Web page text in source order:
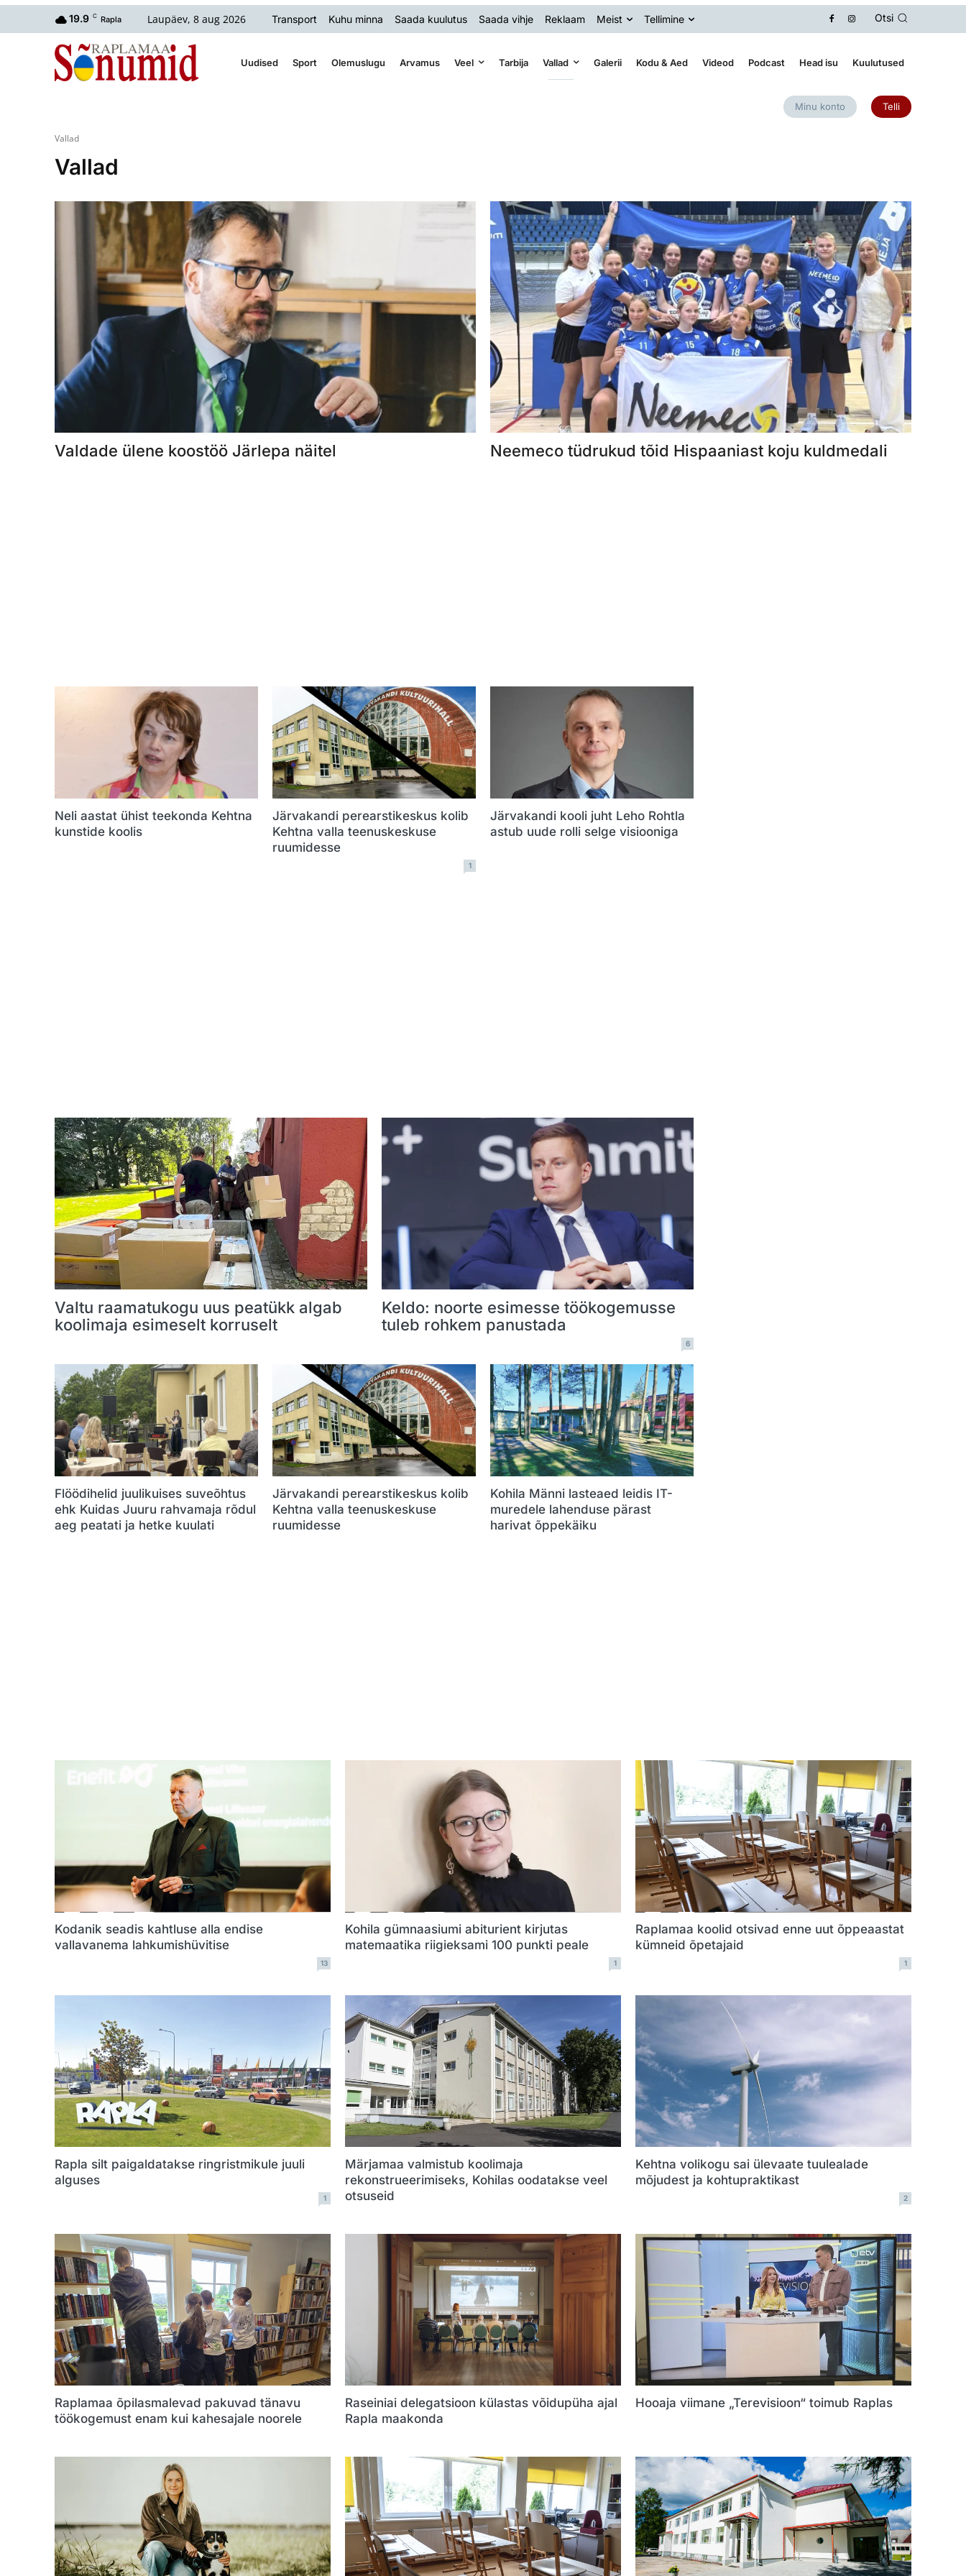
19.9 C Rapla Laupäev, 8 aug 2026 Transport Kuhu minna Saada kuulutus Saada vihje Reklaam Meist Tellimine Otsi
Uudised Sport Olemuslugu Arvamus Veel Tarbija Vallad Galerii Kodu & Aed Videod Podcast Head isu Kuulutused
Minu konto Telli
Vallad
Vallad
Valdade ülene koostöö Järlepa näitel Neemeco tüdrukud tõid Hispaaniast koju kuldmedali
Neli aastat ühist teekonda Kehtna
kunstide koolis
Järvakandi perearstikeskus kolib
Kehtna valla teenuskeskuse
ruumidesse
1
Järvakandi kooli juht Leho Rohtla
astub uude rolli selge visiooniga
Valtu raamatukogu uus peatükk algab
koolimaja esimeselt korruselt
Keldo: noorte esimesse töökogemusse
tuleb rohkem panustada
6
Flöödihelid juulikuises suveõhtus
ehk Kuidas Juuru rahvamaja rõdul
aeg peatati ja hetke kuulati
Järvakandi perearstikeskus kolib
Kehtna valla teenuskeskuse
ruumidesse
Kohila Männi lasteaed leidis IT-
muredele lahenduse pärast
harivat õppekäiku
Kodanik seadis kahtluse alla endise
vallavanema lahkumishüvitise
13
Kohila gümnaasiumi abiturient kirjutas
matemaatika riigieksami 100 punkti peale
1
Raplamaa koolid otsivad enne uut õppeaastat
kümneid õpetajaid
1
Rapla silt paigaldatakse ringristmikule juuli
alguses
1
Märjamaa valmistub koolimaja
rekonstrueerimiseks, Kohilas oodatakse veel
otsuseid
Kehtna volikogu sai ülevaate tuulealade
mõjudest ja kohtupraktikast
2
Raplamaa õpilasmalevad pakuvad tänavu
töökogemust enam kui kahesajale noorele
Raseiniai delegatsioon külastas võidupüha ajal
Rapla maakonda
Hooaja viimane „Terevisioon“ toimub Raplas